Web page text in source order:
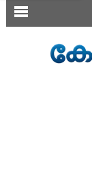
SECTIONS